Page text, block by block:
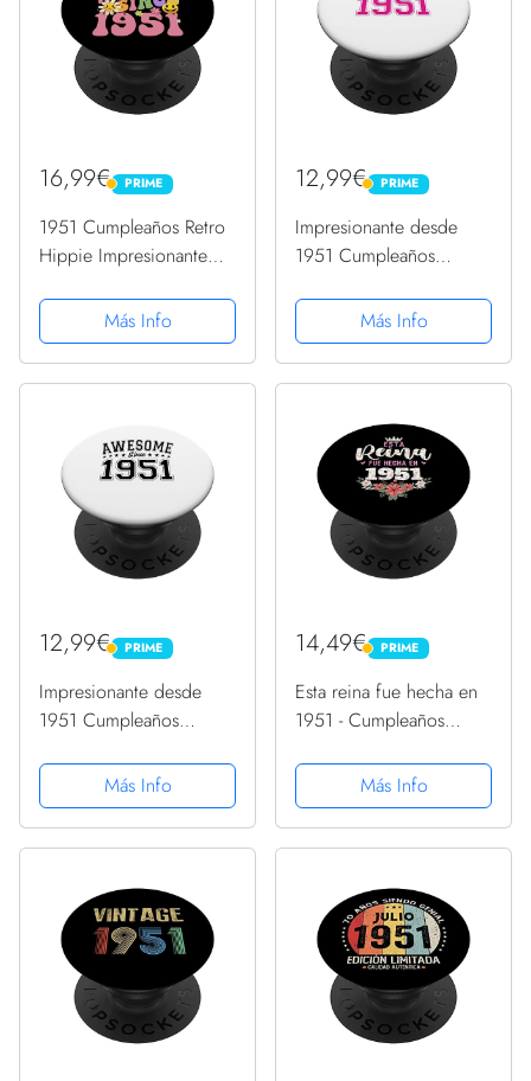
16,99€ PRIME
PRIME
1951 Cumpleaños Retro
Hippie Impresionante
PopGrip Intercambiable
Más Info
12,99€ PRIME
PRIME
Impresionante desde
1951 Cumpleaños
PopSockets PopGrip
Intercambiable
Más Info
12,99€ PRIME
PRIME
Impresionante desde
1951 Cumpleaños
PopSockets PopGrip
Intercambiable
Más Info
14,49€ PRIME
PRIME
Esta reina fue hecha en
1951 - Cumpleaños
Intercambiable
Más Info